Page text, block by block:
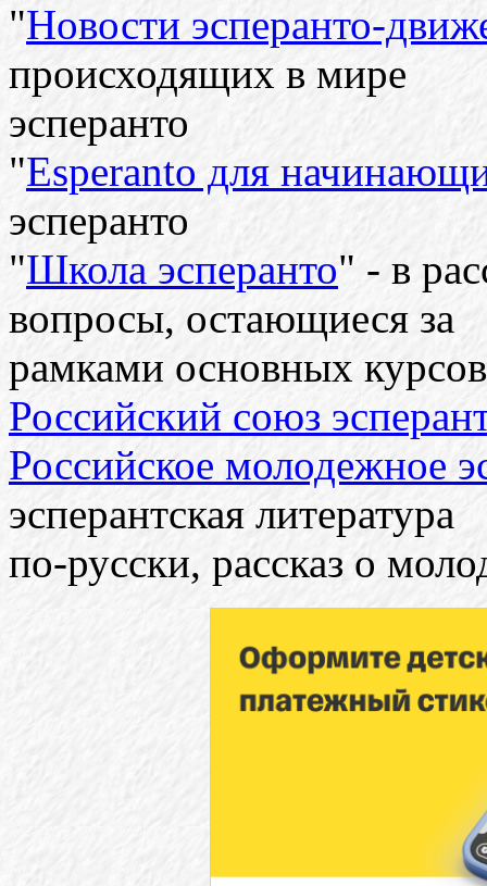
"Новости эсперанто-
происходящих в мире
эсперанто
"Esperanto для
эсперанто
"Школа эсперанто" - в
вопросы, остающиеся за
рамками основных курсов
Российский союз
Российское молодежное
эсперантская литература
по-русски, рассказ о